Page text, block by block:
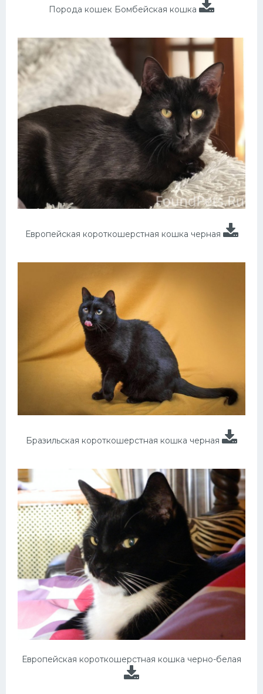
Порода кошек Бомбейская кошка
Европейская короткошерстная кошка черная
Бразильская короткошерстная кошка черная
Европейская короткошерстная кошка черно-белая